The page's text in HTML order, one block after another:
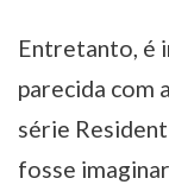
Entretanto, é
parecida com
série
fosse